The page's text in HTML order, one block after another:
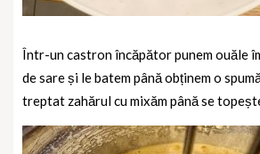
Într-un castron încăpător punem ouăle
de sare și le batem până obținem o
treptat zahărul cu mixăm până se